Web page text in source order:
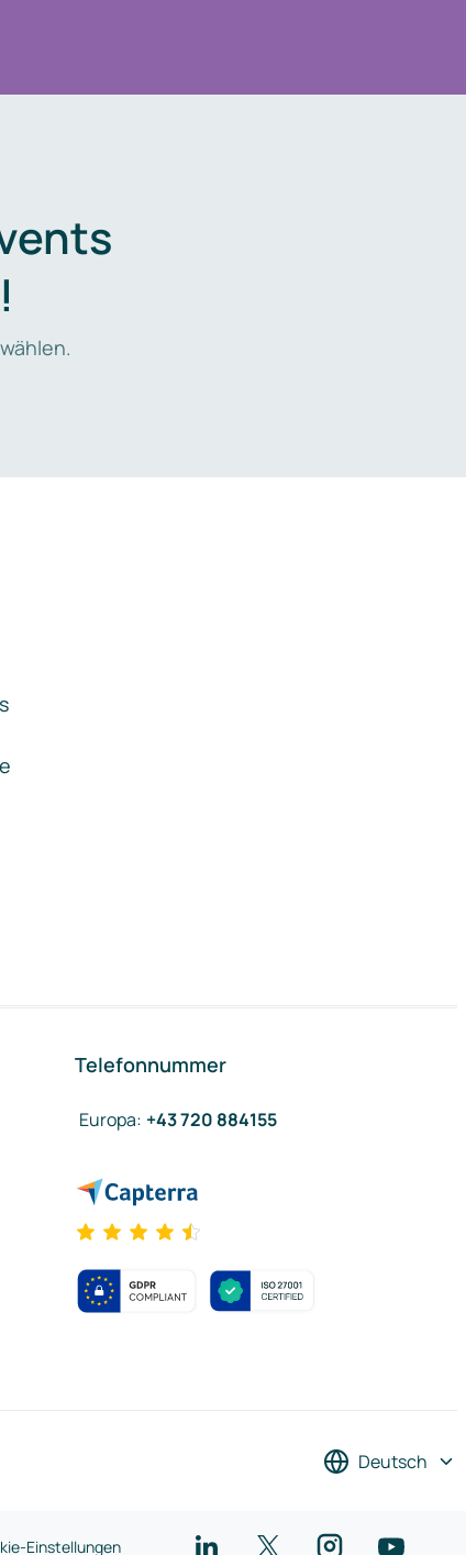
Telefonnummer
Europa: +43 720 884155
Deutsch
Einstellungen